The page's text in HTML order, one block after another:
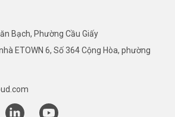
Bạch, Phường Cầu Giấy
ETOWN 6, Số 364 Cộng Hòa, phường